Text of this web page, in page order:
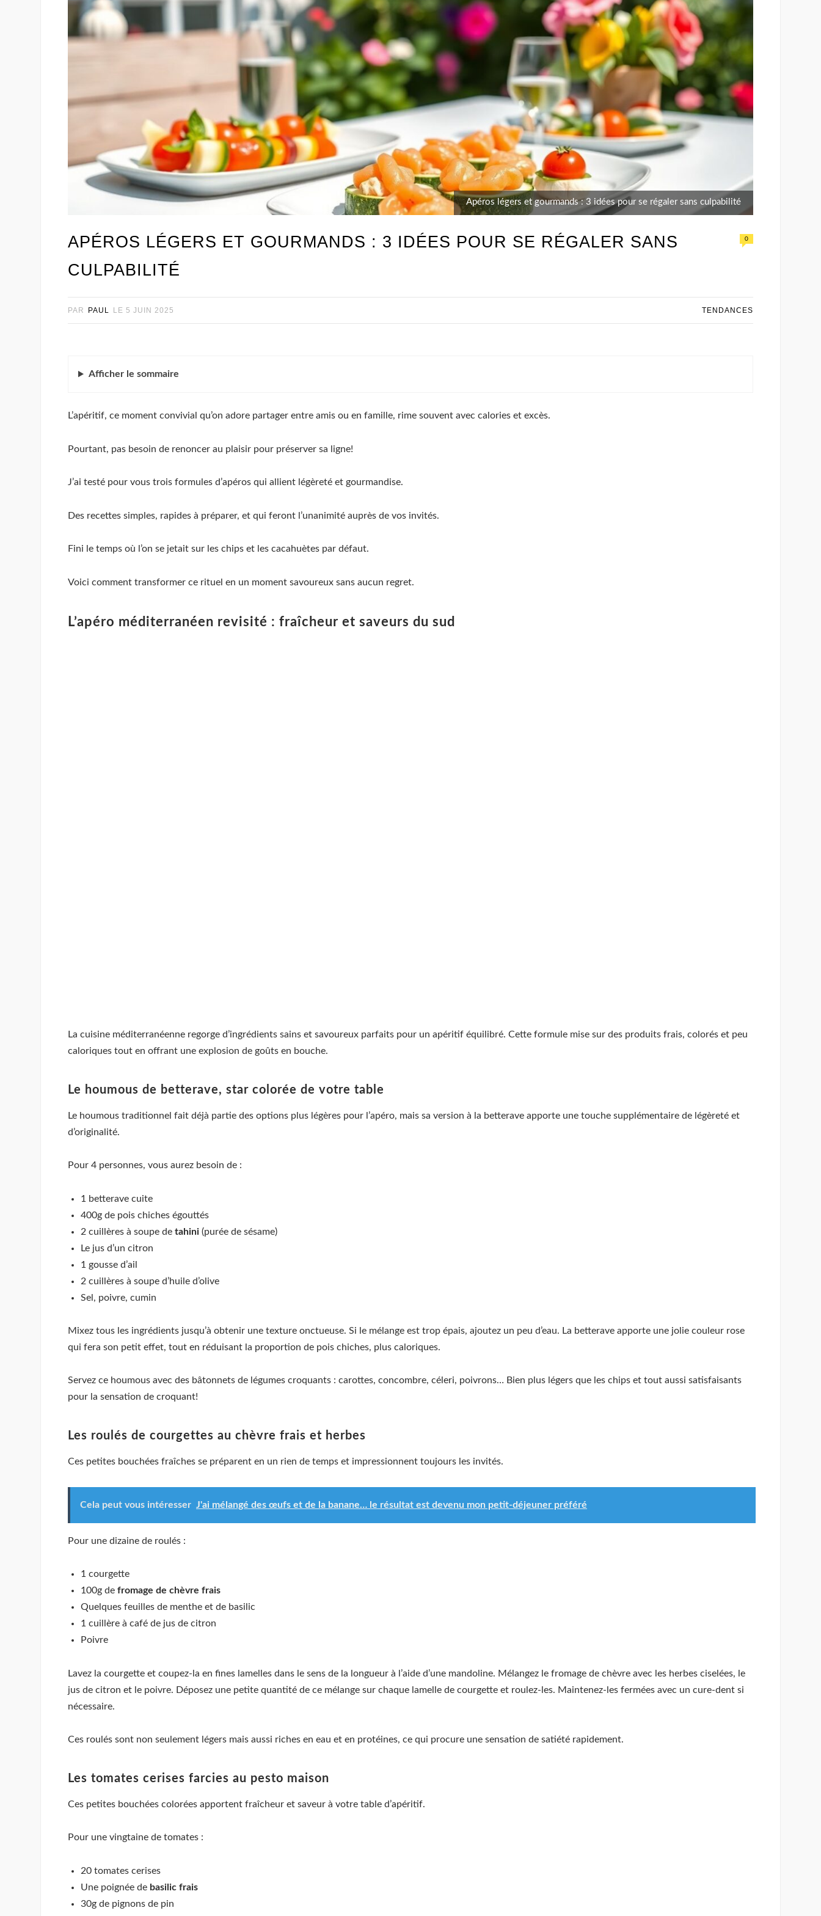
Apéros légers et gourmands : 3 idées pour se régaler sans culpabilité
APÉROS LÉGERS ET GOURMANDS : 3 IDÉES POUR SE RÉGALER SANS
CULPABILITÉ
0
PAR PAUL LE 5 JUIN 2025 TENDANCES
Afficher le sommaire
L’apéritif, ce moment convivial qu’on adore partager entre amis ou en famille, rime souvent avec calories et excès.
Pourtant, pas besoin de renoncer au plaisir pour préserver sa ligne!
J’ai testé pour vous trois formules d’apéros qui allient légèreté et gourmandise.
Des recettes simples, rapides à préparer, et qui feront l’unanimité auprès de vos invités.
Fini le temps où l’on se jetait sur les chips et les cacahuètes par défaut.
Voici comment transformer ce rituel en un moment savoureux sans aucun regret.
L’apéro méditerranéen revisité : fraîcheur et saveurs du sud
La cuisine méditerranéenne regorge d’ingrédients sains et savoureux parfaits pour un apéritif équilibré. Cette formule mise sur des produits frais, colorés et peu
caloriques tout en offrant une explosion de goûts en bouche.
Le houmous de betterave, star colorée de votre table
Le houmous traditionnel fait déjà partie des options plus légères pour l’apéro, mais sa version à la betterave apporte une touche supplémentaire de légèreté et
d’originalité.
Pour 4 personnes, vous aurez besoin de :
1 betterave cuite
400g de pois chiches égouttés
2 cuillères à soupe de tahini (purée de sésame)
Le jus d’un citron
1 gousse d’ail
2 cuillères à soupe d’huile d’olive
Sel, poivre, cumin
Mixez tous les ingrédients jusqu’à obtenir une texture onctueuse. Si le mélange est trop épais, ajoutez un peu d’eau. La betterave apporte une jolie couleur rose
qui fera son petit effet, tout en réduisant la proportion de pois chiches, plus caloriques.
Servez ce houmous avec des bâtonnets de légumes croquants : carottes, concombre, céleri, poivrons… Bien plus légers que les chips et tout aussi satisfaisants
pour la sensation de croquant!
Les roulés de courgettes au chèvre frais et herbes
Ces petites bouchées fraîches se préparent en un rien de temps et impressionnent toujours les invités.
Cela peut vous intéresser J'ai mélangé des œufs et de la banane… le résultat est devenu mon petit-déjeuner préféré
Pour une dizaine de roulés :
1 courgette
100g de fromage de chèvre frais
Quelques feuilles de menthe et de basilic
1 cuillère à café de jus de citron
Poivre
Lavez la courgette et coupez-la en fines lamelles dans le sens de la longueur à l’aide d’une mandoline. Mélangez le fromage de chèvre avec les herbes ciselées, le
jus de citron et le poivre. Déposez une petite quantité de ce mélange sur chaque lamelle de courgette et roulez-les. Maintenez-les fermées avec un cure-dent si
nécessaire.
Ces roulés sont non seulement légers mais aussi riches en eau et en protéines, ce qui procure une sensation de satiété rapidement.
Les tomates cerises farcies au pesto maison
Ces petites bouchées colorées apportent fraîcheur et saveur à votre table d’apéritif.
Pour une vingtaine de tomates :
20 tomates cerises
Une poignée de basilic frais
30g de pignons de pin